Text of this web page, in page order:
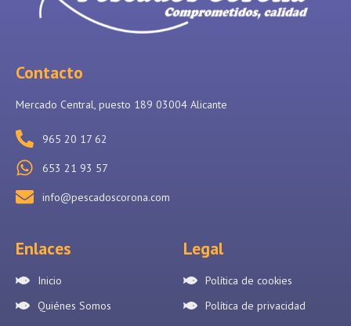
Contacto
Mercado Central, puesto 189 03004 Alicante
965 20 17 62
653 21 93 57
info@pescadoscorona.com
Enlaces
Inicio
Quiénes Somos
Legal
Política de cookies
Política de privacidad